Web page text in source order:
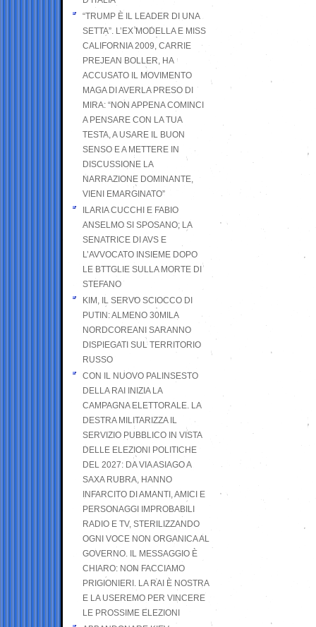
“TRUMP È IL LEADER DI UNA
SETTA”. L’EX MODELLA E MISS
CALIFORNIA 2009, CARRIE
PREJEAN BOLLER, HA
ACCUSATO IL MOVIMENTO
MAGA DI AVERLA PRESO DI
MIRA: “NON APPENA COMINCI
A PENSARE CON LA TUA
TESTA, A USARE IL BUON
SENSO E A METTERE IN
DISCUSSIONE LA
NARRAZIONE DOMINANTE,
VIENI EMARGINATO”
ILARIA CUCCHI E FABIO
ANSELMO SI SPOSANO; LA
SENATRICE DI AVS E
L’AVVOCATO INSIEME DOPO
LE BTTGLIE SULLA MORTE DI
STEFANO
KIM, IL SERVO SCIOCCO DI
PUTIN: ALMENO 30MILA
NORDCOREANI SARANNO
DISPIEGATI SUL TERRITORIO
RUSSO
CON IL NUOVO PALINSESTO
DELLA RAI INIZIA LA
CAMPAGNA ELETTORALE. LA
DESTRA MILITARIZZA IL
SERVIZIO PUBBLICO IN VISTA
DELLE ELEZIONI POLITICHE
DEL 2027: DA VIA ASIAGO A
SAXA RUBRA, HANNO
INFARCITO DI AMANTI, AMICI E
PERSONAGGI IMPROBABILI
RADIO E TV, STERILIZZANDO
OGNI VOCE NON ORGANICA AL
GOVERNO. IL MESSAGGIO È
CHIARO: NON FACCIAMO
PRIGIONIERI. LA RAI È NOSTRA
E LA USEREMO PER VINCERE
LE PROSSIME ELEZIONI